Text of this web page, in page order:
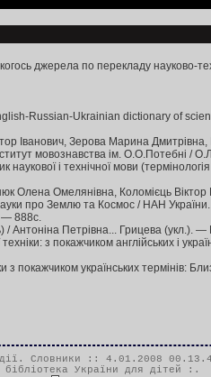
джерела по перекладу науково-
Russian-Ukrainian dictionary of
Зерова Марина Дмитрівна,
мовознавства ім. О.О.Потебні
і технічної мови
Олена Омелянівна, Коломієць Віктор
про Землю та Космос / НАН України.
— 888с.
/ Антоніна Петрівна... Грицева
з покажчиком англійських і
з покажчиком українських термінів:
Словники :: 4.01.2008
бібліотека України для дітей :.